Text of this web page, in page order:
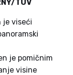
TUV
je viseći
je pomičnim
visine